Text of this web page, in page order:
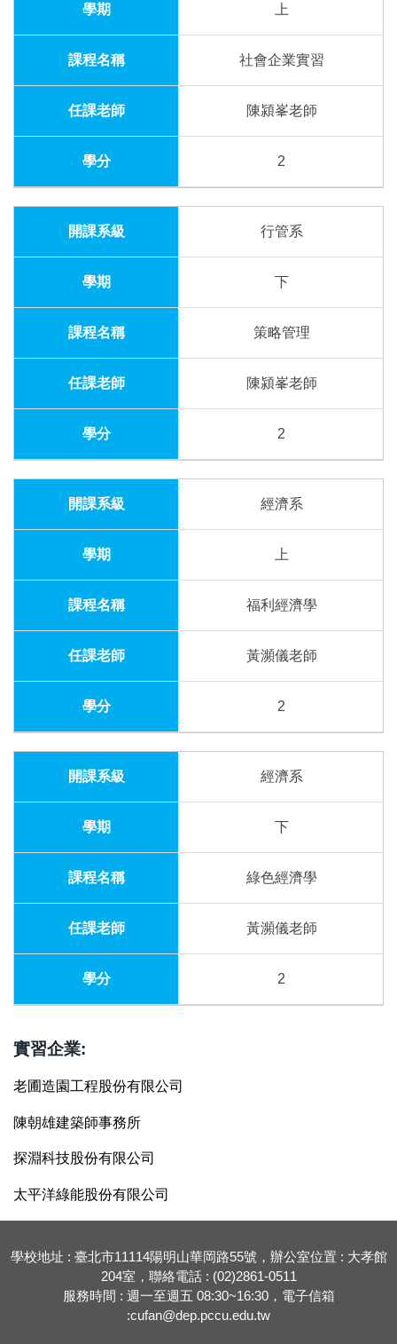
上
社會企業實習
陳潁峯老師
2
行管系
下
策略管理
陳潁峯老師
2
經濟系
上
福利經濟學
黃瀕儀老師
2
經濟系
下
綠色經濟學
黃瀕儀老師
2
實習企業:
老圃造園工程股份有限公司
陳朝雄建築師事務所
探淵科技股份有限公司
太平洋綠能股份有限公司
學校地址 : 臺北市11114陽明山華岡路55號，辦公室位置 : 大孝館
204室，聯絡電話 : (02)2861-0511
服務時間 : 週一至週五 08:30~16:30，電子信箱
:cufan@dep.pccu.edu.tw